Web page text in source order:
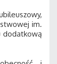
im.
dodatkową